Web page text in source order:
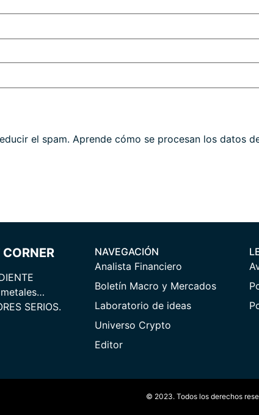
el spam. Aprende cómo se procesan los datos
SERIOS.
NAVEGACIÓN
Analista Financiero
Boletín Macro y Mercados
Laboratorio de ideas
Universo Crypto
Editor
© 2023. Todos los derechos